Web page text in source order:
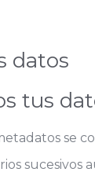
datos
tus
se
sucesivos